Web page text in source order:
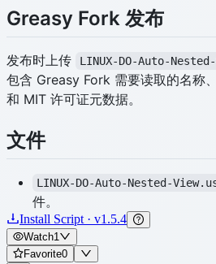
Greasy Fork 发布
发布时上传 LINUX-DO-Auto-
包含 Greasy Fork 需要读取的名称
和 MIT 许可证元数据。
文件
LINUX-DO-Auto-Nested-
件。
Install Script · v1.5.4
Watch1
Favorite0